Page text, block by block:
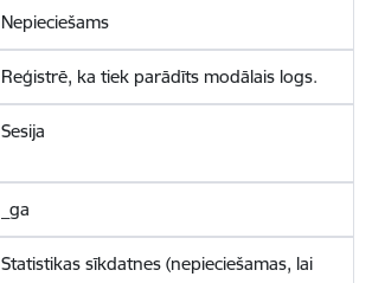
Nepieciešams
Reģistrē, ka tiek parādīts modālais logs.
Sesija
_ga
Statistikas sīkdatnes (nepieciešamas, lai